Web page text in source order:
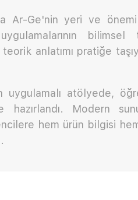
Ar-Ge'nin yeri ve
bilimsel
anlatımı pratiğe
uygulamalı atölyede,
hazırlandı. Modern
hem ürün bilgisi